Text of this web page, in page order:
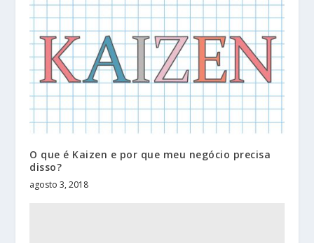
O que é Kaizen e por que meu negócio precisa
disso?
agosto 3, 2018